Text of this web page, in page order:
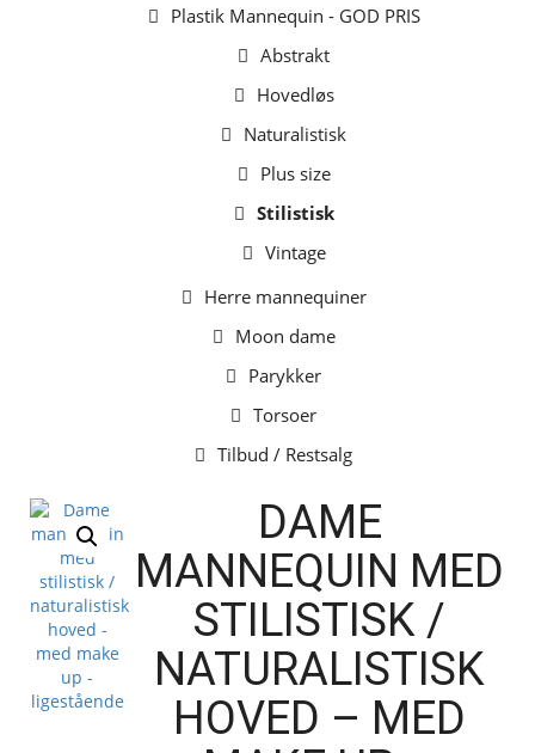
Plastik Mannequin - GOD PRIS
Abstrakt
Hovedløs
Naturalistisk
Plus size
Stilistisk
Vintage
Herre mannequiner
Moon dame
Parykker
Torsoer
Tilbud / Restsalg
DAME
MANNEQUIN MED
STILISTISK /
NATURALISTISK
HOVED – MED